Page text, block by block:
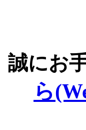
誠にお
ら